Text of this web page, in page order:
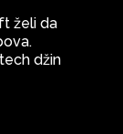
želi da
džin